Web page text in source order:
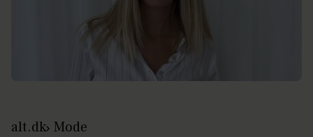
alt.dk Mode